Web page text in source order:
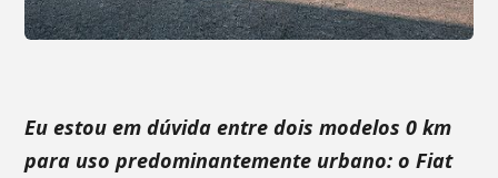
Eu estou em dúvida entre dois modelos 0 km
para uso predominantemente urbano: o Fiat